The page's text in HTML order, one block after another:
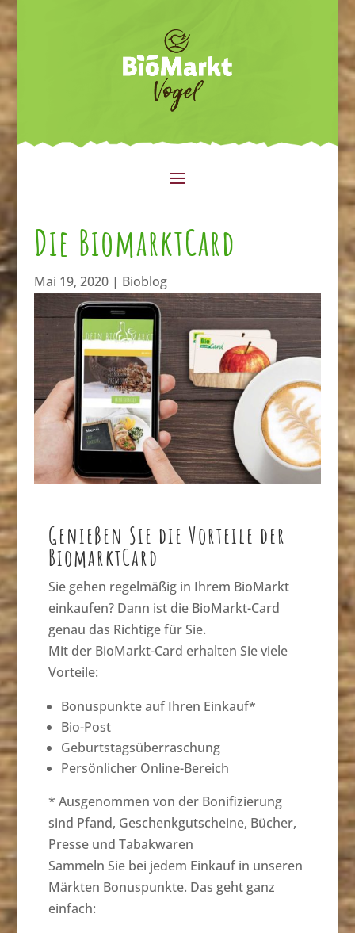
Die BiomarktCard
Mai 19, 2020| Bioblog
Genießen Sie die Vorteile der
BiomarktCard
Sie gehen regelmäßig in Ihrem BioMarkt
einkaufen? Dann ist die BioMarkt-Card
genau das Richtige für Sie.
Mit der BioMarkt-Card erhalten Sie viele
Vorteile:
Bonuspunkte auf Ihren Einkauf*
Bio-Post
Geburtstagsüberraschung
Persönlicher Online-Bereich
* Ausgenommen von der Bonifizierung
sind Pfand, Geschenkgutscheine, Bücher,
Presse und Tabakwaren
Sammeln Sie bei jedem Einkauf in unseren
Märkten Bonuspunkte. Das geht ganz
einfach: